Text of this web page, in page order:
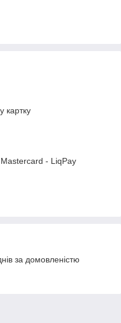
картку
- LiqPay
за домовленістю